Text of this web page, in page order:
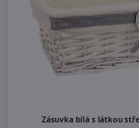
Zásuvka bílá s látkou